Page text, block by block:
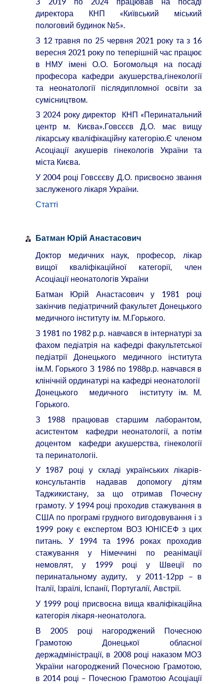
директора КНП «Київський міський
пологовий будинок №5».
З 12 травня по 25 червня 2021 року та з 16
вересня 2021 року по теперішній час працює
в НМУ імені О.О. Богомольця на посаді
професора кафедри акушерства,гінекології
та неонатології післядипломної освіти за
сумісництвом.
З 2024 року директор КНП «Перинатальний
центр м. Києва».Говсєєв Д.О. має вищу
лікарську кваліфікаційну категорію.Є членом
Асоціації акушерів гінекологів України та
міста Києва.
У 2004 році Говсєєву Д.О. присвоєно звання
заслуженого лікаря України.
Статті
Батман Юрій Анастасович
Доктор медичних наук, професор, лікар
вищої кваліфікаційної категорії, член
Асоціації неонатологів України
Батман Юрій Анастасович у 1981 році
закінчив педіатричний факультет Донецького
медичного інституту ім. М.Горького.
З 1981 по 1982 р.р. навчався в інтернатурі за
фахом педіатрія на кафедрі факультетської
педіатрії Донецького медичного інститута
ім.М. Горького З 1986 по 1988р.р. навчався в
клінічній ординатурі на кафедрі неонатології
Донецького медичного інституту ім. М.
Горького.
З 1988 працював старшим лаборантом,
асистентом кафедри неонатології, а потім
доцентом кафедри акушерства, гінекології
та перинатологіі.
У 1987 році у складі українських лікарів-
консультантів надавав допомогу дітям
Таджикистану, за що отримав Почесну
грамоту. У 1994 році проходив стажування в
США по програмі грудного вигодовування і з
1999 року є експертом ВОЗ ЮНІСЕФ з цих
питань. У 1994 та 1996 роках проходив
стажування у Німеччині по реанімації
немовлят, у 1999 році у Швеції по
перинатальному аудиту, у 2011-12рр – в
Італії, Ізраїлі, Іспанії, Португалії, Австрії.
У 1999 році присвоєна вища кваліфікаційна
категорія лікаря-неонатолога.
В 2005 році нагороджений Почесною
Грамотою Донецької обласної
держадміністрації, в 2008 році наказом МОЗ
України нагороджений Почесною Грамотою,
в 2014 році – Почесною Грамотою Асоціації